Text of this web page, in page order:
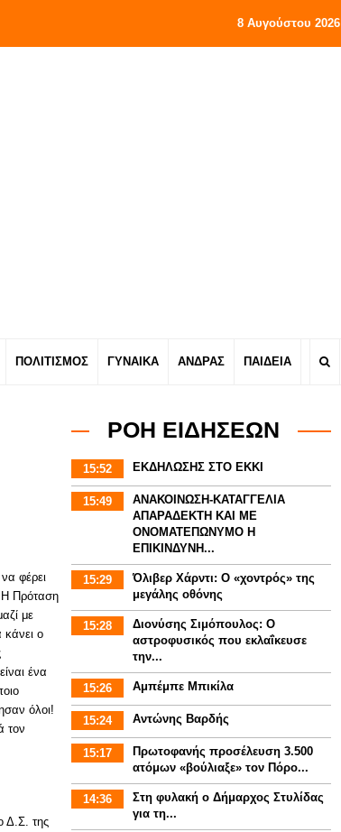
8 Αυγούστου 2026
ΠΟΛΙΤΙΣΜΟΣ ΓΥΝΑΙΚΑ ΑΝΔΡΑΣ ΠΑΙΔΕΙΑ
φέρει
Η Πρόταση
με
ο
ένα
όλοι!
τον
Δ.Σ. της
ΡΟΗ ΕΙΔΗΣΕΩΝ
15:52 ΕΚΔΗΛΩΣΗΣ ΣΤΟ ΕΚΚΙ
15:49
ΑΝΑΚΟΙΝΩΣΗ-ΚΑΤΑΓΓΕΛΙΑ
ΑΠΑΡΑΔΕΚΤΗ ΚΑΙ ΜΕ
ΟΝΟΜΑΤΕΠΩΝΥΜΟ Η
ΕΠΙΚΙΝΔΥΝΗ...
15:29
Όλιβερ Χάρντι: Ο «χοντρός» της
μεγάλης οθόνης
15:28
Διονύσης Σιμόπουλος: Ο
αστροφυσικός που εκλαΐκευσε
την...
15:26 Αμπέμπε Μπικίλα
15:24 Αντώνης Βαρδής
15:17
Πρωτοφανής προσέλευση 3.500
ατόμων «βούλιαξε» τον Πόρο...
14:36
Στη φυλακή ο Δήμαρχος Στυλίδας
για τη...